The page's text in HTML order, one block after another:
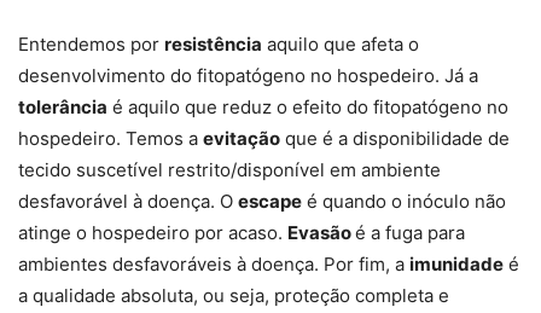
Entendemos por resistência aquilo que afeta o
desenvolvimento do fitopatógeno no hospedeiro. Já a
tolerância é aquilo que reduz o efeito do fitopatógeno no
hospedeiro. Temos a evitação que é a disponibilidade de
tecido suscetível restrito/disponível em ambiente
desfavorável à doença. O escape é quando o inóculo não
atinge o hospedeiro por acaso. Evasãoé a fuga para
ambientes desfavoráveis à doença. Por fim, a imunidade é
a qualidade absoluta, ou seja, proteção completa e